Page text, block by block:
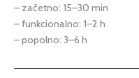
– začetno: 15–30 min
– funkcionalno: 1–2 h
– popolno: 3–6 h